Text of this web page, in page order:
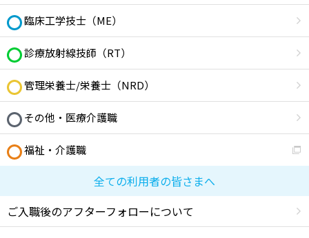
臨床工学技士（ME）
診療放射線技師（RT）
管理栄養士/栄養士（NRD）
その他・医療介護職
福祉・介護職
全ての利用者の皆さまへ
ご入職後のアフターフォローについて